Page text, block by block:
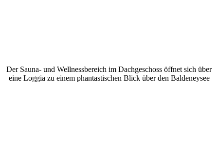
Der Sauna- und Wellnessbereich im Dachgeschoss öffnet sich über
eine Loggia zu einem phantastischen Blick über den Baldeneysee